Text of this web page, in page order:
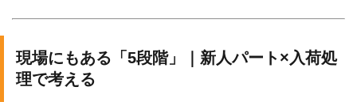
現場にもある「5段階」｜新人パート×入荷処
理で考える